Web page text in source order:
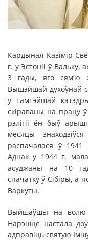
Кардынал Казімір
г. у Эстоніі ў
3 гады, яго сям’ю
Вышэйшай духоўнай
у тамтэйшай
скіраваны на працу
рэлігіі ён быў
месяцы
распачалася ў 1941
Аднак у 1944 г.
асуджаны на 10
спачатку ў Сібіры, а
Варкуты.
Выйшаўшы на волю
Нарэшце настала
адправіць святую